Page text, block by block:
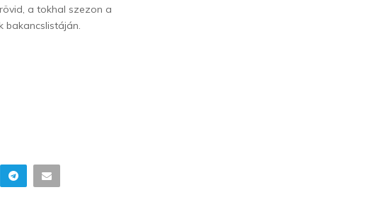
a tokhal szezon a
bakancslistáján.